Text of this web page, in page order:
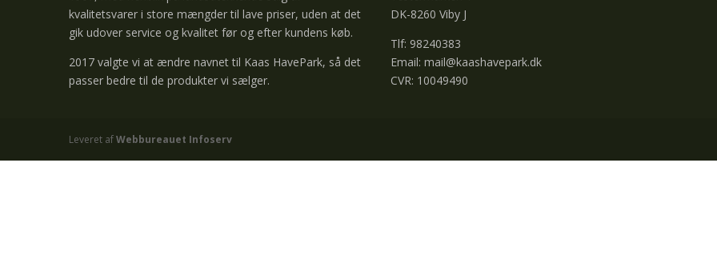
kvalitetsvarer i store mængder til lave priser, uden at det
gik udover service og kvalitet før og efter kundens køb.
2017 valgte vi at ændre navnet til Kaas HavePark, så det
passer bedre til de produkter vi sælger.
DK-8260 Viby J
Tlf: 98240383
Email:mail@kaashavepark.dk
CVR: 10049490
Leveret afWebbureauet Infoserv